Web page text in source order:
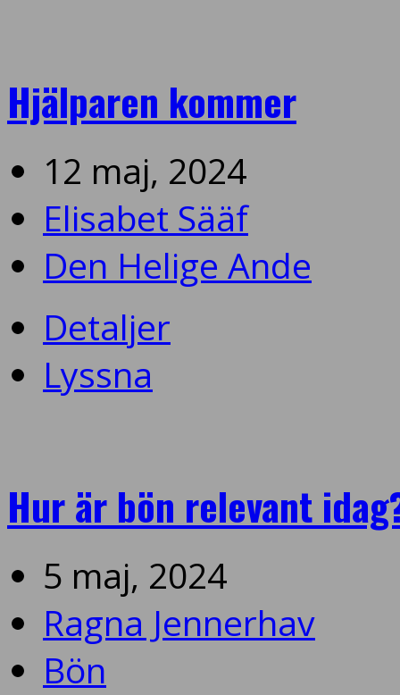
Hjälparen kommer
12 maj, 2024
Elisabet Sääf
Den Helige Ande
Detaljer
Lyssna
Hur är bön relevant
5 maj, 2024
Ragna Jennerhav
Bön